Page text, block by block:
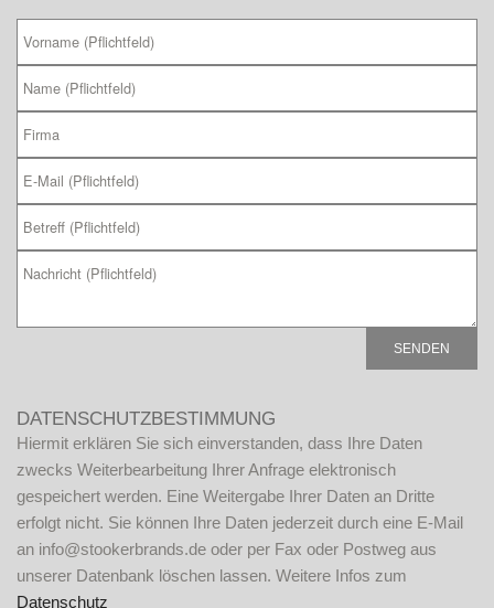
i
t
t
e
l
a
s
s
DATENSCHUTZBESTIMMUNG
Hiermit erklären Sie sich einverstanden, dass Ihre Daten
zwecks Weiterbearbeitung Ihrer Anfrage elektronisch
gespeichert werden. Eine Weitergabe Ihrer Daten an Dritte
erfolgt nicht. Sie können Ihre Daten jederzeit durch eine E-Mail
an info@stookerbrands.de oder per Fax oder Postweg aus
unserer Datenbank löschen lassen. Weitere Infos zum
Datenschutz